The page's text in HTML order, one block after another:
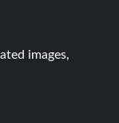
images,